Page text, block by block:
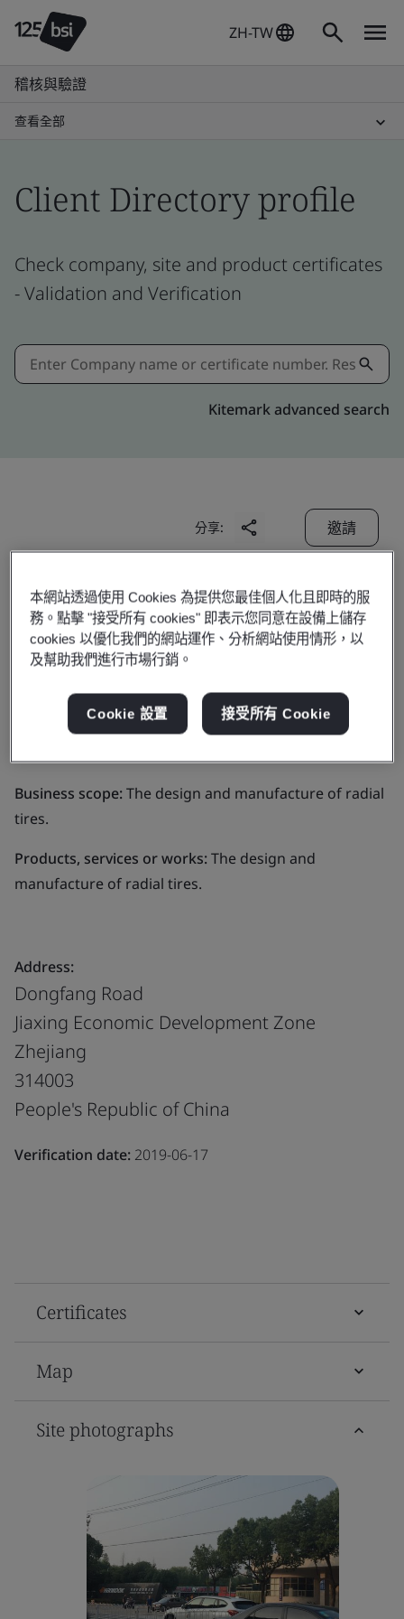
ZH-TW
稽核與驗證
查看全部
Client Directory profile
Check company, site and product certificates
- Validation and Verification
Kitemark advanced search
分享: 邀請
Hankook Tire (China)
Co., Ltd.
Business scope:The design and manufacture of radial
tires.
Products, services or works:The design and
manufacture of radial tires.
Address:
Dongfang Road
Jiaxing Economic Development Zone
Zhejiang
314003
People's Republic of China
Verification date: 2019-06-17
Certificates
Map
Site photographs
本網站透過使用 Cookies 為提供您最佳個人化且即時的服
務。點擊 "接受所有 cookies" 即表示您同意在設備上儲存
cookies 以優化我們的網站運作、分析網站使用情形，以
及幫助我們進行市場行銷。
Cookie 設置 接受所有 Cookie